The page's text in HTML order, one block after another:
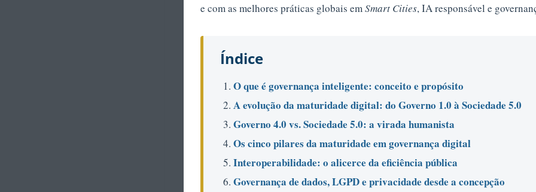
e com as melhores práticas globais em Smart Cities, IA responsável e
Índice
O que é governança inteligente: conceito e propósito
A evolução da maturidade digital: do Governo 1.0 à Sociedade 5.0
Governo 4.0 vs. Sociedade 5.0: a virada humanista
Os cinco pilares da maturidade em governança digital
Interoperabilidade: o alicerce da eficiência pública
Governança de dados, LGPD e privacidade desde a concepção